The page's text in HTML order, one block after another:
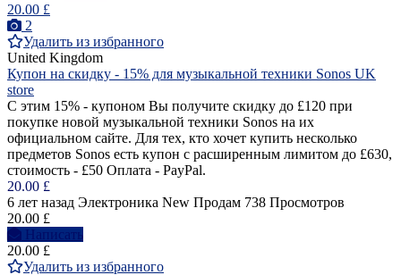
20.00 £
2
Удалить из избранного
United Kingdom
Купон на скидку - 15% для музыкальной техники Sonos UK
store
С этим 15% - купоном Вы получите скидку до £120 при
покупке новой музыкальной техники Sonos на их
официальном сайте. Для тех, кто хочет купить несколько
предметов Sonos есть купон с расширенным лимитом до £630,
стоимость - £50 Оплата - PayPal.
20.00 £
6 лет назад Электроника New Продам 738 Просмотров
20.00 £
Написать
20.00 £
Удалить из избранного